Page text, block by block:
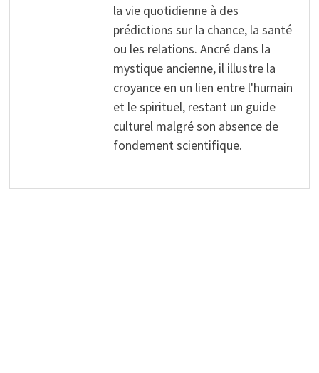
la vie quotidienne à des
prédictions sur la chance, la santé
ou les relations. Ancré dans la
mystique ancienne, il illustre la
croyance en un lien entre l'humain
et le spirituel, restant un guide
culturel malgré son absence de
fondement scientifique.